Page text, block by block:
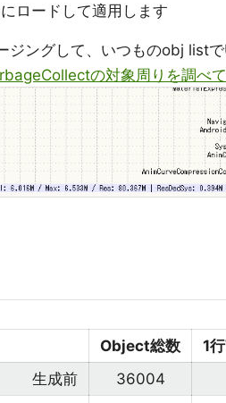
ロードして適用します
ジングして、いつものobj list
の対象周りを調べ
Object総数
1
生成前
36004